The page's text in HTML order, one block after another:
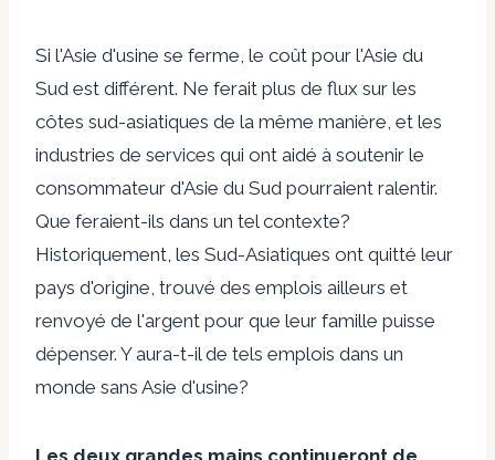
Si l'Asie d'usine se ferme, le coût pour l'Asie du
Sud est différent. Ne ferait plus de flux sur les
côtes sud-asiatiques de la même manière, et les
industries de services qui ont aidé à soutenir le
consommateur d'Asie du Sud pourraient ralentir.
Que feraient-ils dans un tel contexte?
Historiquement, les Sud-Asiatiques ont quitté leur
pays d'origine, trouvé des emplois ailleurs et
renvoyé de l'argent pour que leur famille puisse
dépenser. Y aura-t-il de tels emplois dans un
monde sans Asie d'usine?